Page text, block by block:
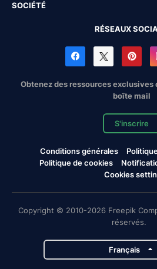
SOCIÉTÉ
RÉSEAUX
Obtenez des ressources
boîte mail
S'inscrire
Conditions générales
Politique de cookies
Cookies
Copyright © 2010-2026 Freepik
réservés.
Français